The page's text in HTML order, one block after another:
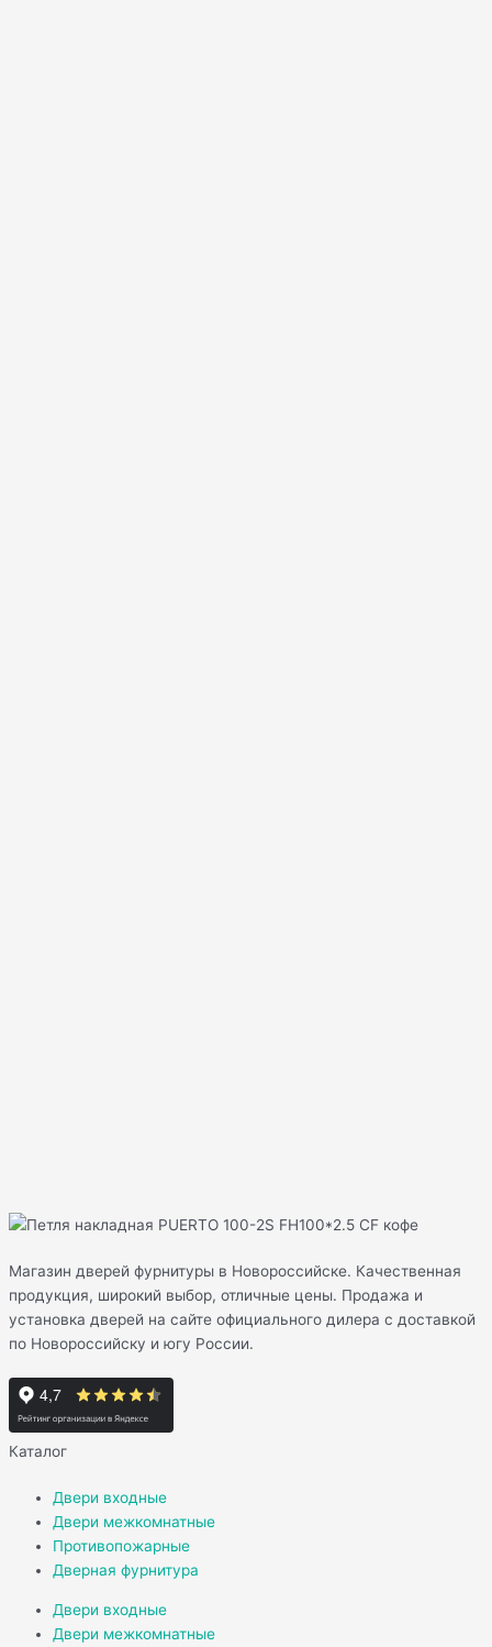
Магазин дверей фурнитуры в Новороссийске. Качественная
продукция, широкий выбор, отличные цены. Продажа и
установка дверей на сайте официального дилера с доставкой
по Новороссийску и югу России.
Каталог
Двери входные
Двери межкомнатные
Противопожарные
Дверная фурнитура
Двери входные
Двери межкомнатные